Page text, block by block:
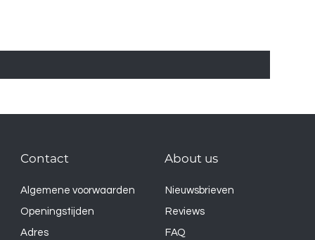
About us
Nieuwsbrieven
Reviews
FAQ
Contact
Algemene voorwaarden
Openingstijden
Adres